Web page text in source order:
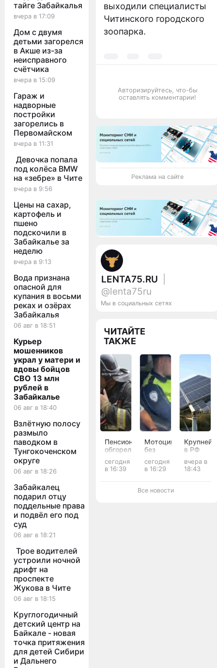
тайге Забайкалья
вчера в 17:09
Дом с двумя
детьми загорелся
в Акше из-за
неисправного
счётчика
вчера в 15:09
Гараж и
надворные
постройки
загорелись в
Первомайском
вчера в 11:31
Девочка попала
под колёса BMW
на «зебре» в Чите
вчера в 9:56
Цены на сахар,
картофель и
пшено
подскочили в
Забайкалье за
неделю
вчера в 9:13
Вода признана
опасной для
купания в восьми
реках и озёрах
Забайкалья
06 авг в 18:51
Курьер
мошенников
украл у матери и
вдовы бойцов
СВО 13 млн
рублей в
Забайкалье
06 авг в 18:40
Взлётную полосу
размыло
паводком в
Тунгокоченском
округе
06 авг в 18:26
Забайкалец
подарил отцу
поддельные права
и подвёл его под
суд
06 авг в 18:21
Трое водителей
устроили ночной
дрифт на
проспекте
Жукова в Чите
06 авг в 18:15
Круглогодичный
детский центр на
Байкале - новая
точка притяжения
для детей Сибири
и Дальнего
выходили специалисты
Читинского городского
зоопарка.
Авторизируйтесь, что-бы
оставлять комментарии!
Реклама на сайте
LENTA75.RU
@lenta75ru
Мы в социальных сетях
ЧИТАЙТЕ
ТАКЖЕ
Пенсионер
обгорел
пожаре
в Балее
сегодня
в 16:39
Мотоциклист
без
пытался
скрыться
от
полиции
сегодня
в 16:29
в РФ
в
вчера в
18:43
Все новости